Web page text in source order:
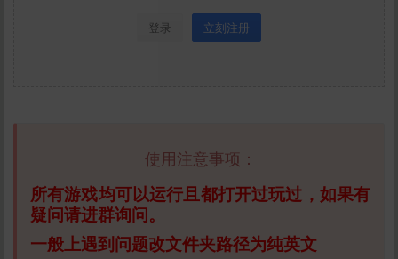
登录 立刻注册
使用注意事项：
所有游戏均可以运行且都打开过玩过，如果有
疑问请进群询问。
一般上遇到问题改文件夹路径为纯英文